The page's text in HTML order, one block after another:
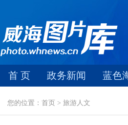
首 页 政务新闻 蓝色
您的位置：首页 > 旅游人文